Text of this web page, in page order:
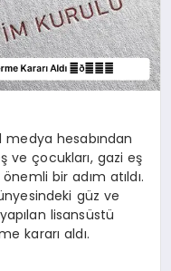
medya hesabından
ve çocukları, gazi eş
bir adım atıldı.
güz ve
lisansüstü
kararı aldı.